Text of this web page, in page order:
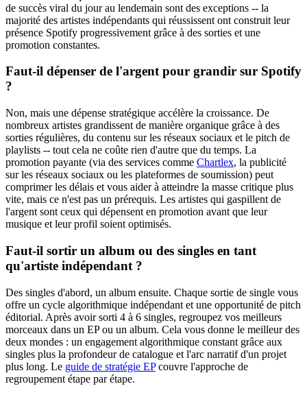
de succès viral du jour au lendemain sont des exceptions -- la
majorité des artistes indépendants qui réussissent ont construit leur
présence Spotify progressivement grâce à des sorties et une
promotion constantes.
Faut-il dépenser de l'argent pour grandir sur Spotify
?
Non, mais une dépense stratégique accélère la croissance. De
nombreux artistes grandissent de manière organique grâce à des
sorties régulières, du contenu sur les réseaux sociaux et le pitch de
playlists -- tout cela ne coûte rien d'autre que du temps. La
promotion payante (via des services comme Chartlex, la publicité
sur les réseaux sociaux ou les plateformes de soumission) peut
comprimer les délais et vous aider à atteindre la masse critique plus
vite, mais ce n'est pas un prérequis. Les artistes qui gaspillent de
l'argent sont ceux qui dépensent en promotion avant que leur
musique et leur profil soient optimisés.
Faut-il sortir un album ou des singles en tant
qu'artiste indépendant ?
Des singles d'abord, un album ensuite. Chaque sortie de single vous
offre un cycle algorithmique indépendant et une opportunité de pitch
éditorial. Après avoir sorti 4 à 6 singles, regroupez vos meilleurs
morceaux dans un EP ou un album. Cela vous donne le meilleur des
deux mondes : un engagement algorithmique constant grâce aux
singles plus la profondeur de catalogue et l'arc narratif d'un projet
plus long. Le guide de stratégie EPcouvre l'approche de
regroupement étape par étape.